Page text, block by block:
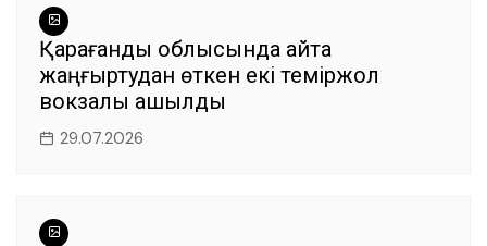
Қарағанды облысында қайта
жаңғыртудан өткен екі теміржол
вокзалы ашылды
29.07.2026